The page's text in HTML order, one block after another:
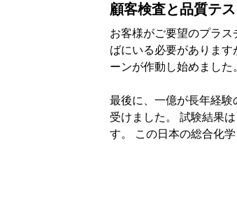
顧客検査と品質テ
お客様がご要望のプラ
ばにいる必要がありま
ーンが作動し始めました
最後に、一億が長年経
受けました。 試験結果
す。 この日本の総合化